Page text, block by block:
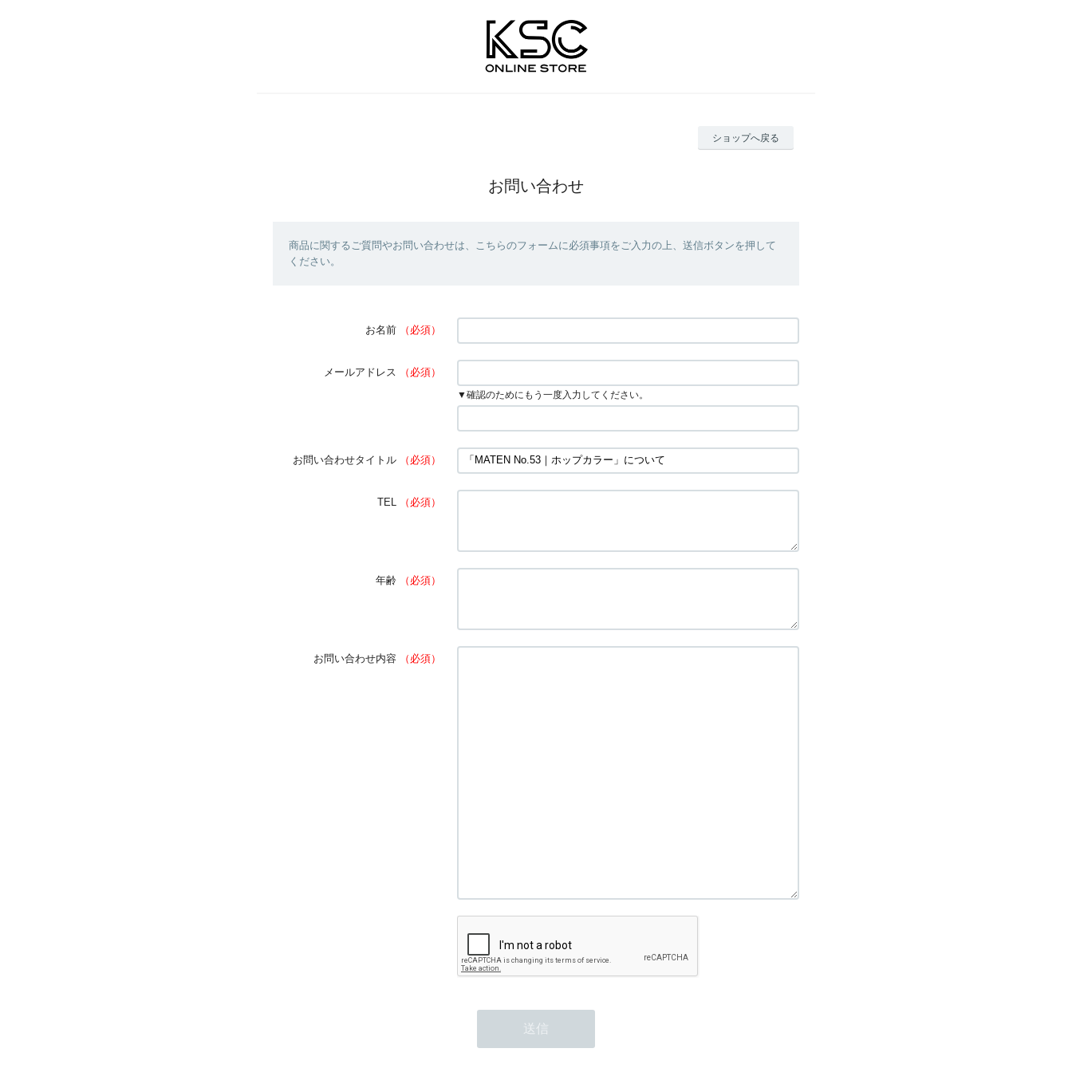
ショップへ戻る
お問い合わせ
商品に関するご質問やお問い合わせは、こちらのフォームに必須事項をご入力の上、送信ボタンを押して
ください。
お名前 （必須）
メールアドレス （必須）
▼確認のためにもう一度入力してください。
お問い合わせタイトル （必須）
TEL （必須）
年齢 （必須）
お問い合わせ内容 （必須）